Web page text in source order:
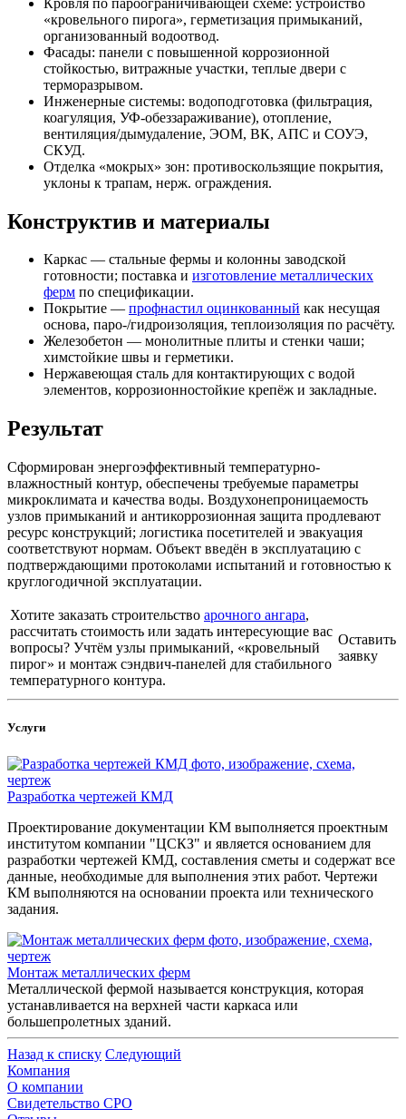
«кровельного пирога», герметизация примыканий,
организованный водоотвод.
Фасады: панели с повышенной коррозионной
стойкостью, витражные участки, теплые двери с
терморазрывом.
Инженерные системы: водоподготовка (фильтрация,
коагуляция, УФ-обеззараживание), отопление,
вентиляция/дымудаление, ЭОМ, ВК, АПС и СОУЭ,
СКУД.
Отделка «мокрых» зон: противоскользящие покрытия,
уклоны к трапам, нерж. ограждения.
Конструктив и материалы
Каркас — стальные фермы и колонны заводской
готовности; поставка и изготовление металлических
ферм по спецификации.
Покрытие — профнастил оцинкованный как несущая
основа, паро-/гидроизоляция, теплоизоляция по расчёту.
Железобетон — монолитные плиты и стенки чаши;
химстойкие швы и герметики.
Нержавеющая сталь для контактирующих с водой
элементов, коррозионностойкие крепёж и закладные.
Результат
Сформирован энергоэффективный температурно-
влажностный контур, обеспечены требуемые параметры
микроклимата и качества воды. Воздухонепроницаемость
узлов примыканий и антикоррозионная защита продлевают
ресурс конструкций; логистика посетителей и эвакуация
соответствуют нормам. Объект введён в эксплуатацию с
подтверждающими протоколами испытаний и готовностью к
круглогодичной эксплуатации.
Хотите заказать строительство арочного ангара,
рассчитать стоимость или задать интересующие вас
вопросы? Учтём узлы примыканий, «кровельный
пирог» и монтаж сэндвич-панелей для стабильного
температурного контура.
Оставить
заявку
Услуги
Разработка чертежей КМД
Проектирование документации КМ выполняется проектным
институтом компании "ЦСКЗ" и является основанием для
разработки чертежей КМД, составления сметы и содержат все
данные, необходимые для выполнения этих работ. Чертежи
КМ выполняются на основании проекта или технического
задания.
Монтаж металлических ферм
Металлической фермой называется конструкция, которая
устанавливается на верхней части каркаса или
большепролетных зданий.
Назад к списку Следующий
Компания
О компании
Свидетельство СРО